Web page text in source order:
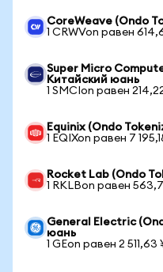
CoreWeave (Ondo
1 CRWVon равен
Super Micro
Китайский юань
1 SMCIon равен
Equinix (Ondo
1 EQIXon равен 7
Rocket Lab (Ondo
1 RKLBon равен
General Electric
юань
1 GEon равен 2 511,63